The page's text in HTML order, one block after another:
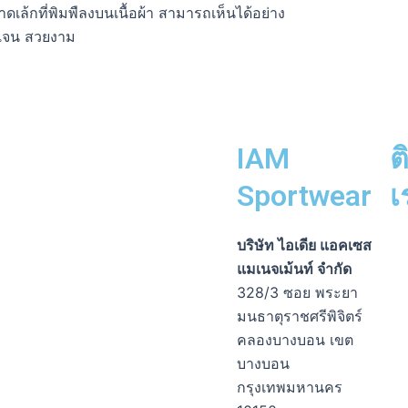
ดเล้กที่พิมพืลงบนเนื้อผ้า สามารถเห็นได้อย่าง
จน สวยงาม
IAM
Sportwear
บริษัท ไอเดีย แอคเซส
แมเนจเม้นท์ จำกัด
328/3 ซอย พระยา
มนธาตุราชศรีพิจิตร์
คลองบางบอน เขต
บางบอน
กรุงเทพมหานคร